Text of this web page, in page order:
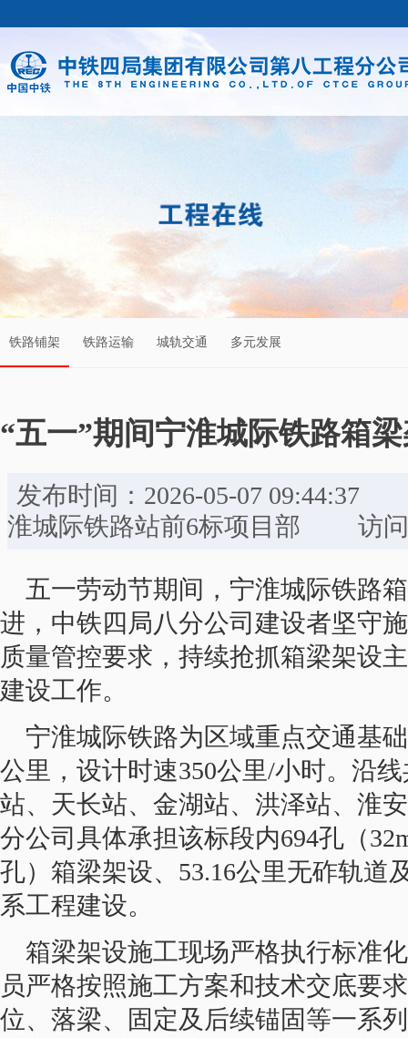
铁路铺架 铁路运输 城轨交通 多元发展
“五一”期间宁淮城际铁路箱
发布时间：2026-05-07
淮城际铁路站前6标项目部 访问
五一劳动节期间，宁淮城际铁路
进，中铁四局八分公司建设者坚守
质量管控要求，持续抢抓箱梁架设
建设工作。
宁淮城际铁路为区域重点交通基
公里，设计时速350公里/小时。沿
站、天长站、金湖站、洪泽站、淮
分公司具体承担该标段内694孔（
孔）箱梁架设、53.16公里无砟轨道
系工程建设。
箱梁架设施工现场严格执行标准
员严格按照施工方案和技术交底要
位、落梁、固定及后续锚固等一系